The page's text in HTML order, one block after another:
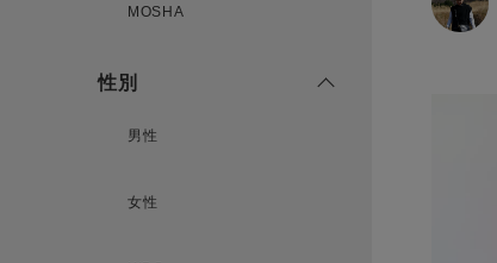
MOSHA
性別
男性
女性